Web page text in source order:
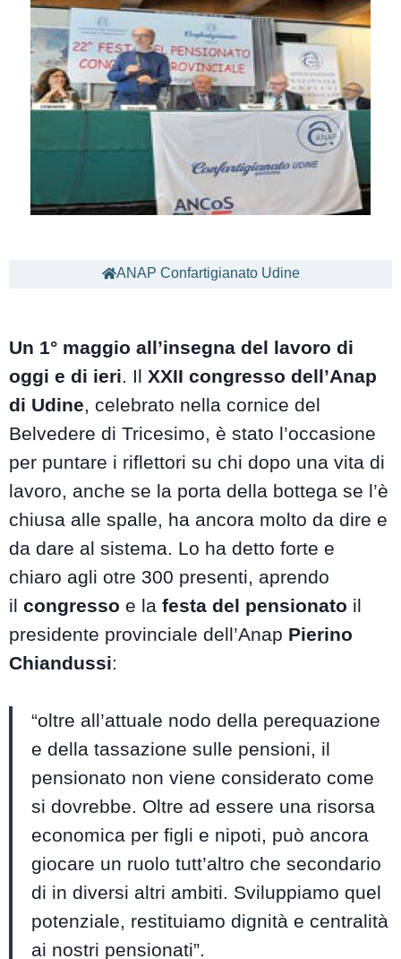
ANAP Confartigianato Udine
Un 1° maggio all’insegna del lavoro di
oggi e di ieri. Il XXII congresso dell’Anap
di Udine, celebrato nella cornice del
Belvedere di Tricesimo, è stato l’occasione
per puntare i riflettori su chi dopo una vita di
lavoro, anche se la porta della bottega se l’è
chiusa alle spalle, ha ancora molto da dire e
da dare al sistema. Lo ha detto forte e
chiaro agli otre 300 presenti, aprendo
il congresso e la festa del pensionato il
presidente provinciale dell’Anap Pierino
Chiandussi:
“oltre all’attuale nodo della perequazione
e della tassazione sulle pensioni, il
pensionato non viene considerato come
si dovrebbe. Oltre ad essere una risorsa
economica per figli e nipoti, può ancora
giocare un ruolo tutt’altro che secondario
di in diversi altri ambiti. Sviluppiamo quel
potenziale, restituiamo dignità e centralità
ai nostri pensionati”.